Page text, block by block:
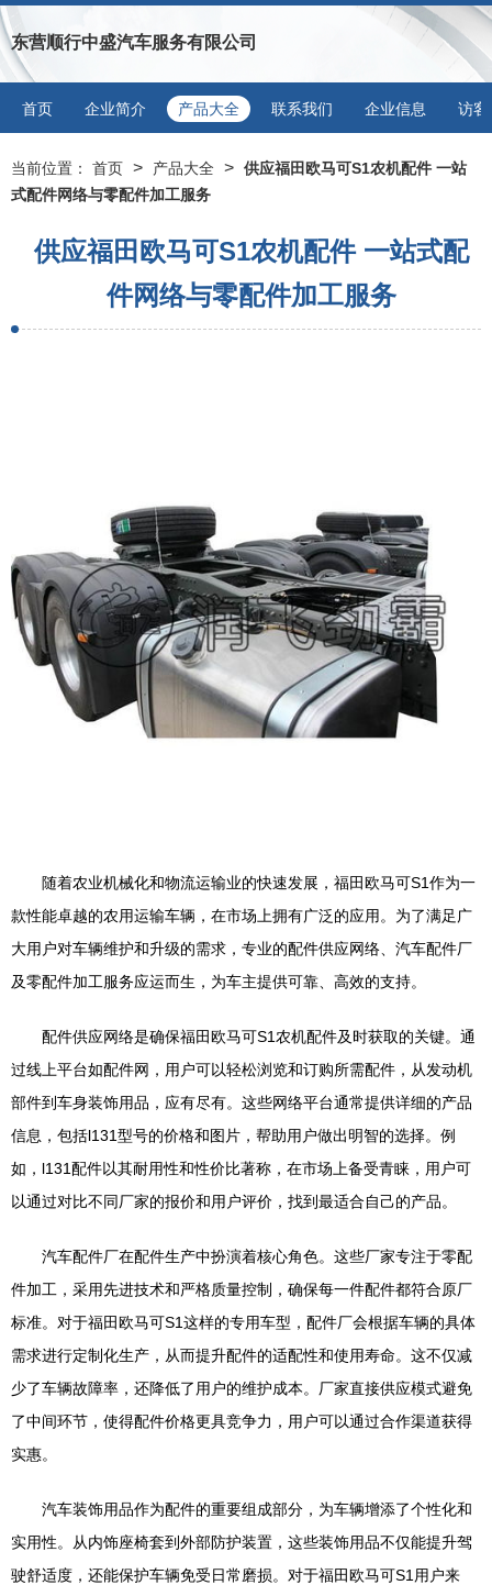
东营顺行中盛汽车服务有限公司
首页 企业简介 产品大全 联系我们 企业信息 访客
当前位置： 首页 > 产品大全 > 供应福田欧马可S1农机配件 一站
式配件网络与零配件加工服务
供应福田欧马可S1农机配件 一站式配
件网络与零配件加工服务
随着农业机械化和物流运输业的快速发展，福田欧马可S1作为一
款性能卓越的农用运输车辆，在市场上拥有广泛的应用。为了满足广
大用户对车辆维护和升级的需求，专业的配件供应网络、汽车配件厂
及零配件加工服务应运而生，为车主提供可靠、高效的支持。
配件供应网络是确保福田欧马可S1农机配件及时获取的关键。通
过线上平台如配件网，用户可以轻松浏览和订购所需配件，从发动机
部件到车身装饰用品，应有尽有。这些网络平台通常提供详细的产品
信息，包括l131型号的价格和图片，帮助用户做出明智的选择。例
如，l131配件以其耐用性和性价比著称，在市场上备受青睐，用户可
以通过对比不同厂家的报价和用户评价，找到最适合自己的产品。
汽车配件厂在配件生产中扮演着核心角色。这些厂家专注于零配
件加工，采用先进技术和严格质量控制，确保每一件配件都符合原厂
标准。对于福田欧马可S1这样的专用车型，配件厂会根据车辆的具体
需求进行定制化生产，从而提升配件的适配性和使用寿命。这不仅减
少了车辆故障率，还降低了用户的维护成本。厂家直接供应模式避免
了中间环节，使得配件价格更具竞争力，用户可以通过合作渠道获得
实惠。
汽车装饰用品作为配件的重要组成部分，为车辆增添了个性化和
实用性。从内饰座椅套到外部防护装置，这些装饰用品不仅能提升驾
驶舒适度，还能保护车辆免受日常磨损。对于福田欧马可S1用户来